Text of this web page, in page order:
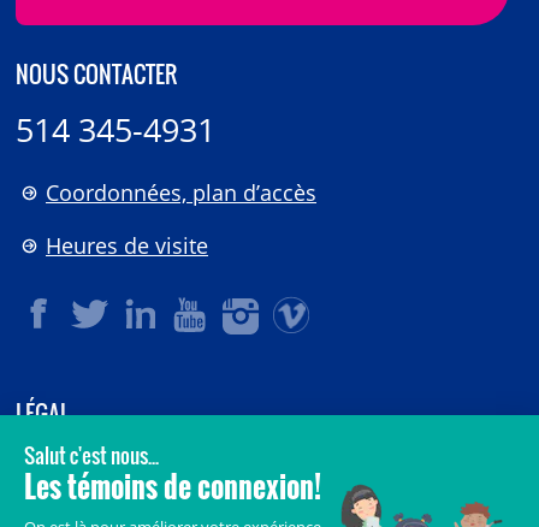
NOUS CONTACTER
514 345-4931
Coordonnées, plan d’accès
Heures de visite
LÉGAL
© 2006-2026CHU Sainte-Justine.
Tous droits réservés.
Crédits